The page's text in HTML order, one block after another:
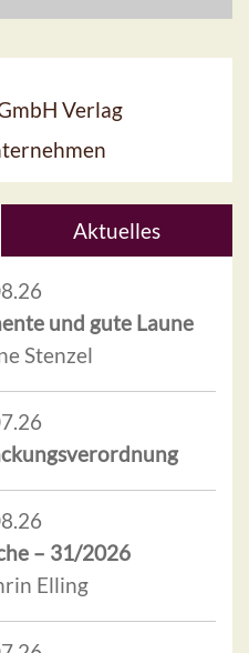
Verlag
Aktuelles
und gute Laune
Stenzel
– 31/2026
Elling